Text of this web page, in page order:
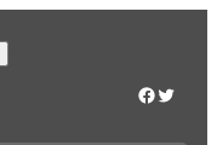
Facebook Twitter